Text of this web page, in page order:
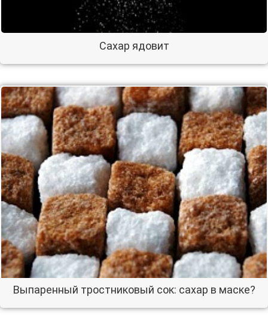
Сахар ядовит
Выпаренный тростниковый сок: сахар в маске?